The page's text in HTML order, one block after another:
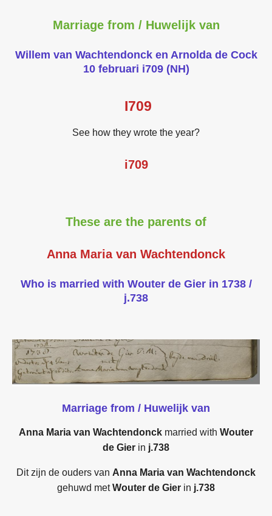
Marriage from / Huwelijk van
Willem van Wachtendonck en Arnolda de Cock
10 februari i709 (NH)
I709
See how they wrote the year?
i709
These are the parents of
Anna Maria van Wachtendonck
Who is married with Wouter de Gier in 1738 /
j.738
Marriage from / Huwelijk van
Anna Maria van Wachtendonck married with Wouter
de Gier in j.738
Dit zijn de ouders van Anna Maria van Wachtendonck
gehuwd metWouter de Gier in j.738